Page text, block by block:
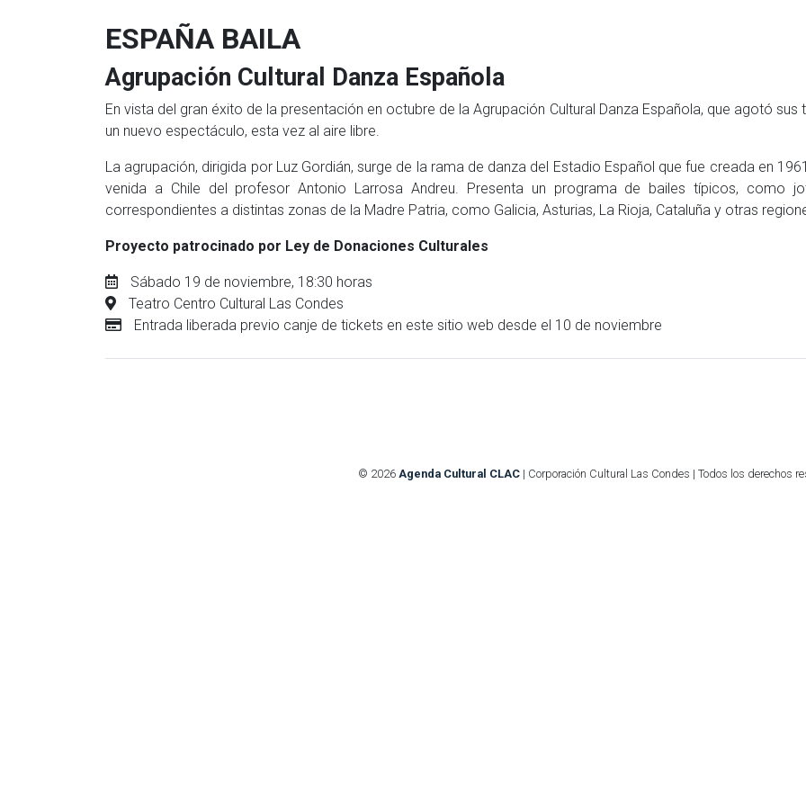
ESPAÑA BAILA
Agrupación Cultural Danza Española
En vista del gran éxito de la presentación en octubre de la Agrupación Cultural Danza Española, que agotó
un nuevo espectáculo, esta vez al aire libre.
La agrupación, dirigida por Luz Gordián, surge de la rama de danza del Estadio Español que fue creada en
venida a Chile del profesor Antonio Larrosa Andreu. Presenta un programa de bailes típicos, como
correspondientes a distintas zonas de la Madre Patria, como Galicia, Asturias, La Rioja, Cataluña y otras
Proyecto patrocinado por Ley de Donaciones Culturales
Sábado 19 de noviembre, 18:30 horas
Teatro Centro Cultural Las Condes
Entrada liberada previo canje de tickets en este sitio web desde el 10 de noviembre
© 2026 Agenda Cultural CLAC| Corporación Cultural Las Condes | Todos los derechos